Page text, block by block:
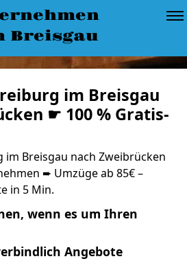
Breisgau
im Breisgau
☛ 100 % Gratis-
im Breisgau nach Zweibrücken
➨ Umzüge ab 85€ –
in 5 Min.
wenn es um Ihren
Angebote